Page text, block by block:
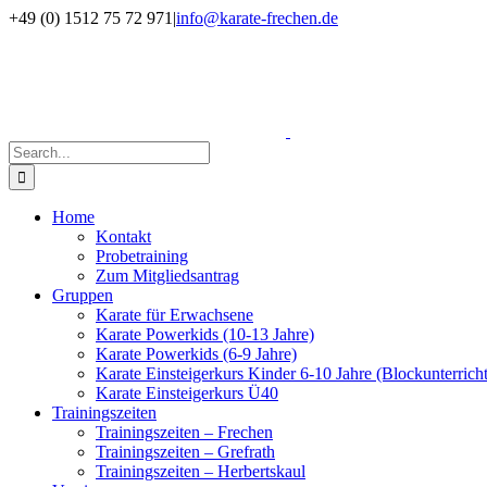
Skip
Facebook
Instagram
+49 (0) 1512 75 72 971 |info@karate-frechen.de
Search
for:
Home
Kontakt
Probetraining
Zum Mitgliedsantrag
Gruppen
Karate für Erwachsene
Karate Powerkids (10-13 Jahre)
Karate Powerkids (6-9 Jahre)
Karate Einsteigerkurs Kinder 6-10 Jahre
Karate Einsteigerkurs Ü40
Trainingszeiten
Trainingszeiten – Frechen
Trainingszeiten – Grefrath
Trainingszeiten – Herbertskaul